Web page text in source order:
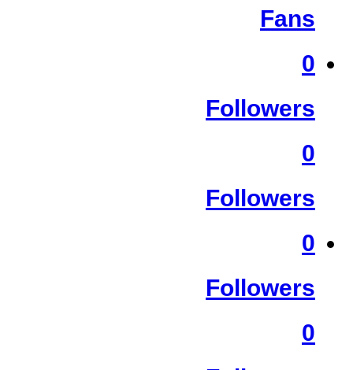
Fans
0
Followers
0
Followers
0
Followers
0